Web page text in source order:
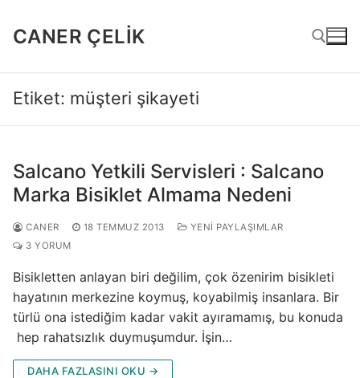
atlaCANER ÇELIK
Arama:
Etiket: müşteri şikayeti
Salcano Yetkili Servisleri : Salcano
Marka Bisiklet Almama Nedeni
CANER 18 TEMMUZ 2013
YENI PAYLAŞIMLAR
3 YORUM
Bisikletten anlayan biri değilim, çok özenirim bisikleti
hayatının merkezine koymuş, koyabilmiş insanlara. Bir
türlü ona istediğim kadar vakit ayıramamış, bu konuda
hep rahatsızlık duymuşumdur. İşin…
DAHA FAZLASINI OKU →